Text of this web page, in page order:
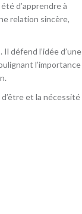
d’apprendre à
relation sincère,
défend l’idée d’une
l’importance
et la nécessité